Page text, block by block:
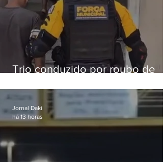
Trio conduzido por roubo de
passagens
Jornal Daki
há 13 horas